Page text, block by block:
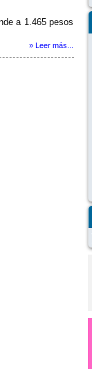
a 1.465 pesos
» Leer más...